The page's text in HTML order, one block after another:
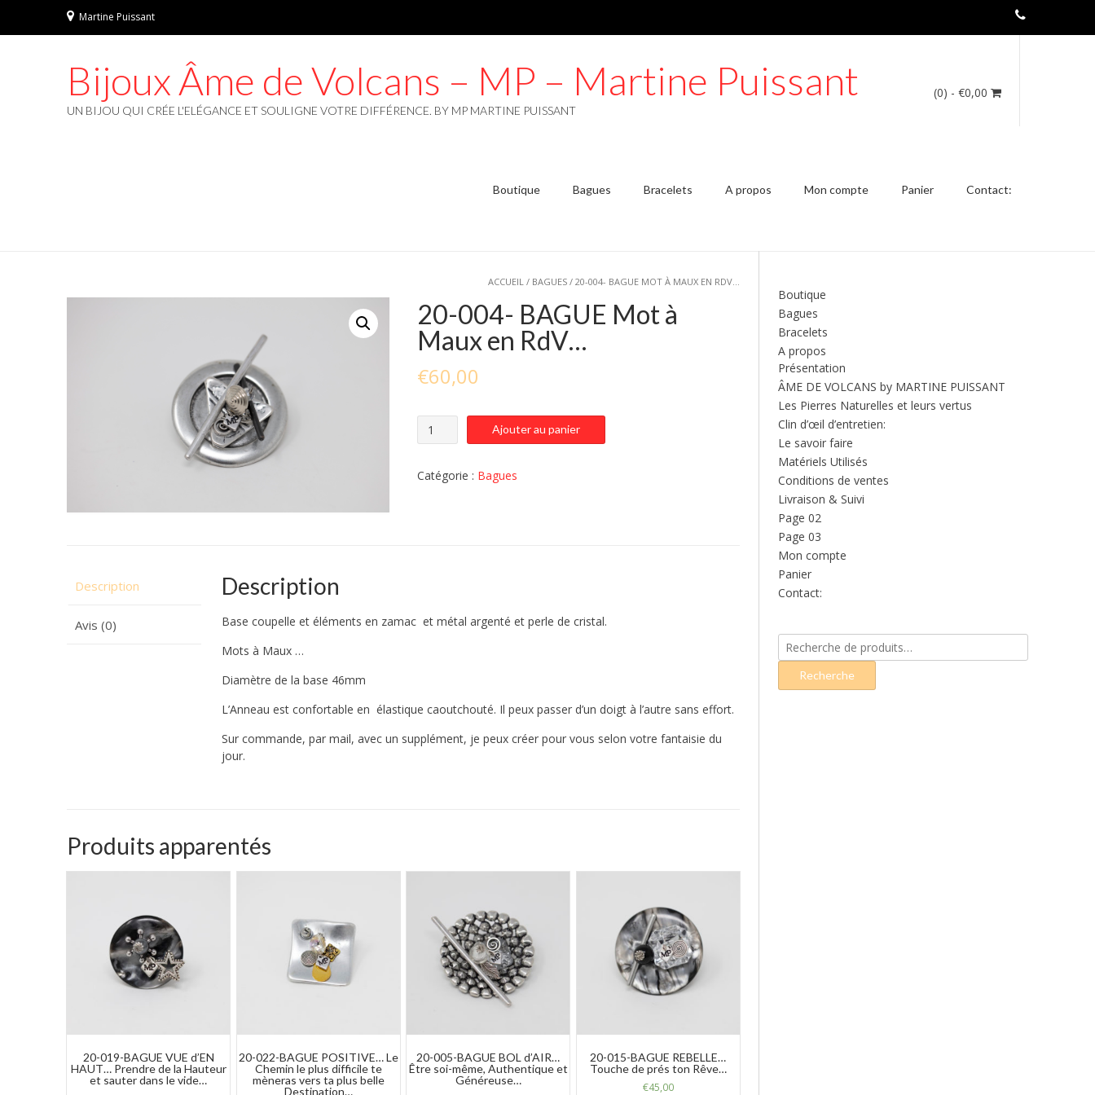
Martine Puissant
Bijoux Âme de Volcans – MP – Martine Puissant
UN BIJOU QUI CRÉE L'ELÉGANCE ET SOULIGNE VOTRE DIFFÉRENCE. BY MP MARTINE PUISSANT
(0) - €0,00
Boutique Bagues Bracelets A propos Mon compte Panier Contact:
ACCUEIL / BAGUES / 20-004- BAGUE MOT À MAUX EN RDV…
20-004- BAGUE Mot à
Maux en RdV…
€60,00
quantité
de
004-
Ajouter au panier
Catégorie : Bagues
Description
Avis (0)
Description
Base coupelle et éléments en zamac et métal argenté et perle de cristal.
Mots à Maux …
Diamètre de la base 46mm
L’Anneau est confortable en élastique caoutchouté. Il peux passer d’un doigt à l’autre sans effort.
Sur commande, par mail, avec un supplément, je peux créer pour vous selon votre fantaisie du
jour.
Produits apparentés
20-019-BAGUE VUE d’EN
HAUT… Prendre de la Hauteur
et sauter dans le vide…
20-022-BAGUE POSITIVE… Le
Chemin le plus difficile te
mèneras vers ta plus belle
Destination…
20-005-BAGUE BOL d’AIR…
Être soi-même, Authentique et
Généreuse…
20-015-BAGUE REBELLE…
Touche de prés ton Rêve…
€45,00
Boutique
Bagues
Bracelets
A propos
Présentation
ÂME DE VOLCANS by MARTINE PUISSANT
Les Pierres Naturelles et leurs vertus
Clin d’œil d’entretien:
Le savoir faire
Matériels Utilisés
Conditions de ventes
Livraison & Suivi
Page 02
Page 03
Mon compte
Panier
Contact:
Recherche
pour :
Recherche